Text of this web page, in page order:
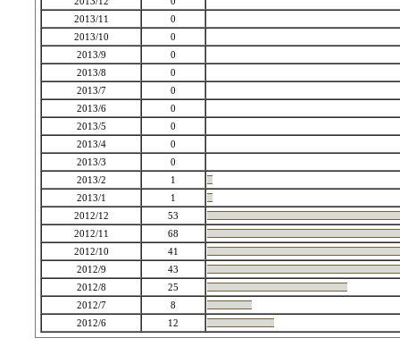
2013/11
0
2013/10
0
2013/9
0
2013/8
0
2013/7
0
2013/6
0
2013/5
0
2013/4
0
2013/3
0
2013/2
1
2013/1
1
2012/12
53
2012/11
68
2012/10
41
2012/9
43
2012/8
25
2012/7
8
2012/6
12